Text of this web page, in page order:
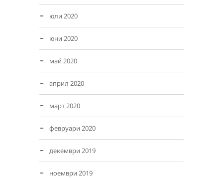
юли 2020
юни 2020
май 2020
април 2020
март 2020
февруари 2020
декември 2019
ноември 2019